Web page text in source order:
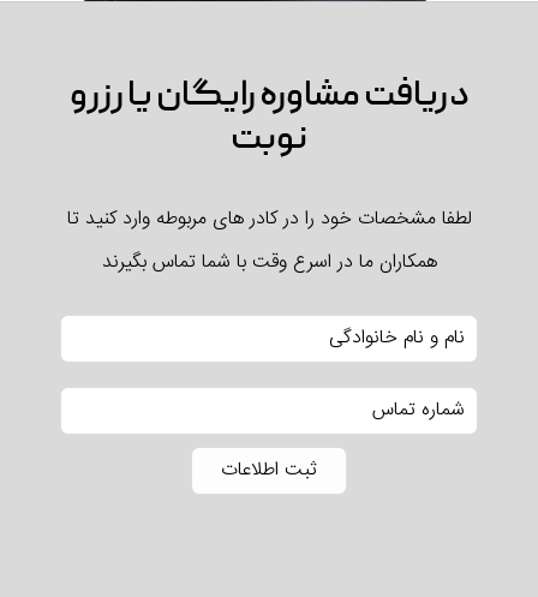
دریافت مشاوره رایگان یا رزرو
نوبت
لطفا مشخصات خود را در کادر های مربوطه وارد کنید تا
همکاران ما در اسرع وقت با شما تماس بگیرند